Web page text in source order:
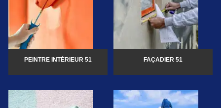
PEINTRE INTÉRIEUR 51 FAÇADIER 51